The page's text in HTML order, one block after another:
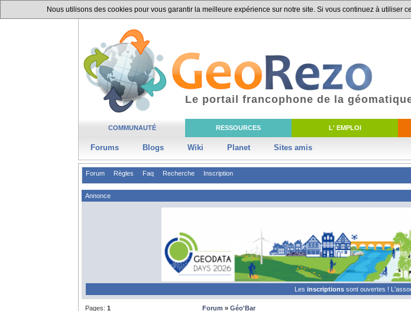
Nous utilisons des cookies pour vous garantir la meilleure expérience sur notre site. Si vous continuez à utiliser
COMMUNAUTÉ RESSOURCES L' EMPLOI
Forums Blogs Wiki Planet Sites amis
Le portail francophone de la
Forum Règles Faq Recherche Inscription
Annonce
Les inscriptions sont ouvertes !
Pages: 1 Forum » Géo'Bar